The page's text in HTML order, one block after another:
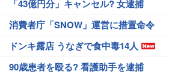
「43億円分」キャンセル? 女逮捕
消費者庁「SNOW」運営に措置命令
ドンキ露店 うなぎで食中毒14人
90歳患者を殴る? 看護助手を逮捕